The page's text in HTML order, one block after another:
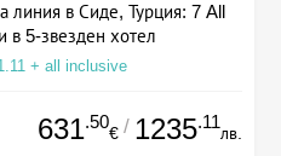
линия в Сиде, Турция: 7 All
в 5-звезден хотел
+ all inclusive
631.50
€ / 1235.11
лв.